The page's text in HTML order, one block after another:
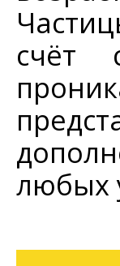
счёт
любых